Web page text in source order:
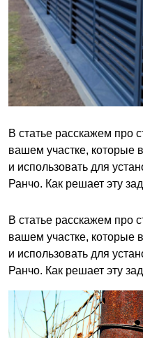
В статье расскажем про
вашем участке, которые
и использовать для
Ранчо. Как решает эту
В статье расскажем про
вашем участке, которые
и использовать для
Ранчо. Как решает эту